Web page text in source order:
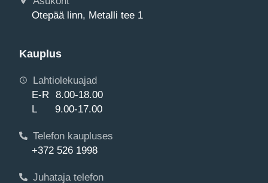
Otepää linn, Metalli tee 1
Kauplus
Lahtiolekuajad
E-R 8.00-18.00
L 9.00-17.00
Telefon kaupluses
+372 526 1998
Juhataja telefon